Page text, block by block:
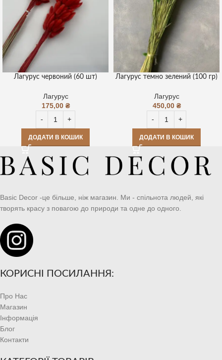
Лагурус червоний (60 шт)
Лагурус
175,00 ₴
ДОДАТИ В КОШИК
Лагурус темно зелений (100 гр)
Лагурус
450,00 ₴
ДОДАТИ В КОШИК
Basic Decor -це більше, ніж магазин. Ми - спільнота людей, які
творять красу з повагою до природи та одне до одного.
КОРИСНІ ПОСИЛАННЯ:
Про Нас
Магазин
Інформація
Блог
Контакти